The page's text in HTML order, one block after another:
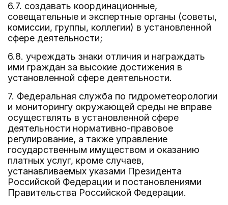
6.7. создавать координационные,
совещательные и экспертные органы (советы,
комиссии, группы, коллегии) в установленной
сфере деятельности;
6.8. учреждать знаки отличия и награждать
ими граждан за высокие достижения в
установленной сфере деятельности.
7. Федеральная служба по гидрометеорологии
и мониторингу окружающей среды не вправе
осуществлять в установленной сфере
деятельности нормативно-правовое
регулирование, а также управление
государственным имуществом и оказанию
платных услуг, кроме случаев,
устанавливаемых указами Президента
Российской Федерации и постановлениями
Правительства Российской Федерации.